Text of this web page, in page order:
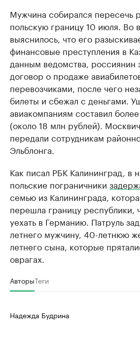
Мужчина собирался пересечь
польскую границу 10 июля. Во
выяснилось, что его
финансовые преступления в
данным ведомства, россиянин
договор о продаже
перевозчиками, после чего
билеты и сбежал с деньгами.
авиакомпаниям составил
(около 18 млн рублей).
передали сотрудникам
Эльблонга.
Как писал РБК Калининград, в
польские пограничники
семью из Калининграда,
перешла границу республики,
уехать в Германию. Патруль
летнего мужчину, 40-летнюю
летнего сына, которые
оврагах.
АвторыТеги
Надежда Будрина